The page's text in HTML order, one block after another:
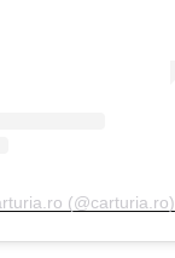
(@carturia.ro)